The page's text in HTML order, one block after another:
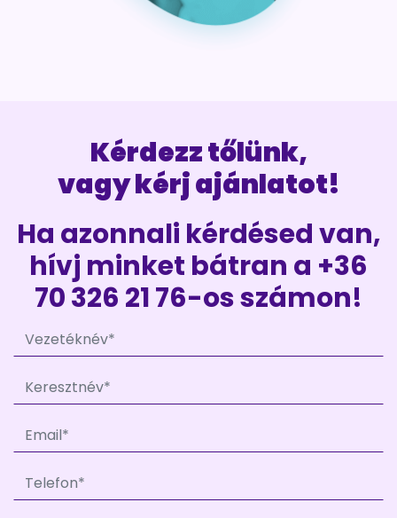
Kérdezz tőlünk,
vagy kérj ajánlatot!
Ha azonnali kérdésed van,
hívj minket bátran a +36
70 326 21 76-os számon!